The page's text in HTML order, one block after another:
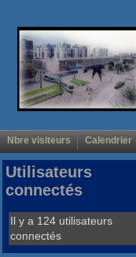
Nbre visiteurs Calendrier
Utilisateurs
connectés
Il y a 124 utilisateurs
connectés